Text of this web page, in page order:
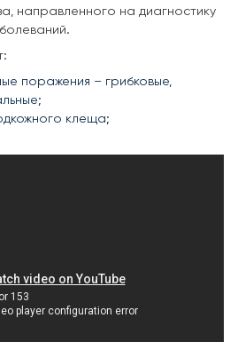
направленного на диагностику
поражения – грибковые,
клеща;